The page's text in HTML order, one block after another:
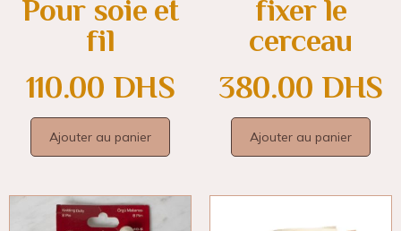
Pour soie et
fil
110.00 DHS
Ajouter au panier
fixer le
cerceau
380.00 DHS
Ajouter au panier